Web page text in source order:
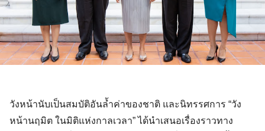
วังหน้านับเป็นสมบัติอันล้ำค่าของชาติ และนิทรรศการ “วัง
หน้านฤมิต ในมิติแห่งกาลเวลา” ได้นำเสนอเรื่องราวทาง